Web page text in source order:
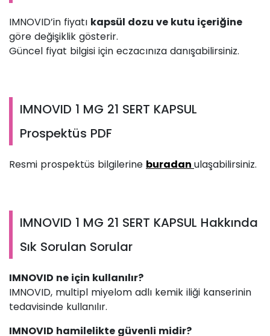
IMNOVID’in fiyatı kapsül dozu ve kutu içeriğine
göre değişiklik gösterir.
Güncel fiyat bilgisi için eczacınıza danışabilirsiniz.
IMNOVID 1 MG 21 SERT KAPSUL
Prospektüs PDF
Resmi prospektüs bilgilerine buradan ulaşabilirsiniz.
IMNOVID 1 MG 21 SERT KAPSUL Hakkında
Sık Sorulan Sorular
IMNOVID ne için kullanılır?
IMNOVID, multipl miyelom adlı kemik iliği kanserinin
tedavisinde kullanılır.
IMNOVID hamilelikte güvenli midir?